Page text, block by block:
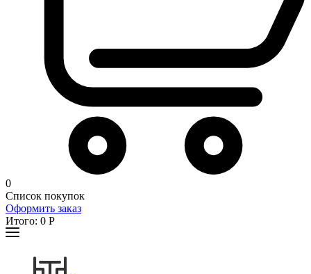
0
Список покупок
Оформить заказ
Итого: 0 Р